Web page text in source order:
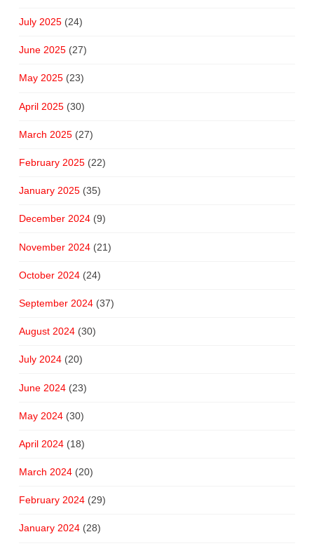
July 2025(24)
June 2025(27)
May 2025(23)
April 2025(30)
March 2025(27)
February 2025(22)
January 2025(35)
December 2024(9)
November 2024(21)
October 2024(24)
September 2024(37)
August 2024(30)
July 2024(20)
June 2024(23)
May 2024(30)
April 2024(18)
March 2024(20)
February 2024(29)
January 2024(28)